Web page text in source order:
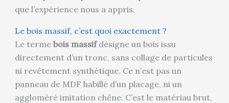
que l’expérience nous a appris.
Le bois massif, c’est quoi exactement ?
Le terme bois massifdésigne un bois issu
directement d’un tronc, sans collage de particules
ni revêtement synthétique. Ce n’est pas un
panneau de MDF habillé d’un placage, ni un
aggloméré imitation chêne. C’est le matériau brut,